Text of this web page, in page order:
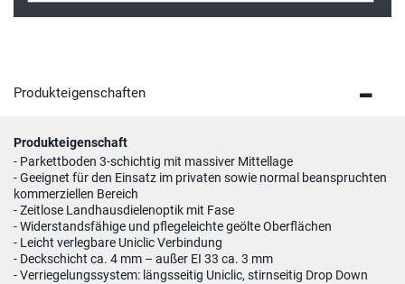
Produkteigenschaften
Produkteigenschaft
- Parkettboden 3-schichtig mit massiver Mittellage
- Geeignet für den Einsatz im privaten sowie normal beanspruchten
kommerziellen Bereich
- Zeitlose Landhausdielenoptik mit Fase
- Widerstandsfähige und pflegeleichte geölte Oberflächen
- Leicht verlegbare Uniclic Verbindung
- Deckschicht ca. 4 mm – außer EI 33 ca. 3 mm
- Verriegelungssystem: längsseitig Uniclic, stirnseitig Drop Down